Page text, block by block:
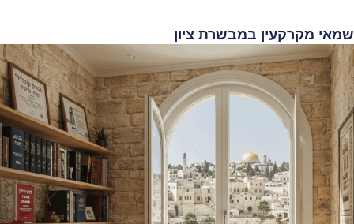
מקרקעין במבשרת ציון